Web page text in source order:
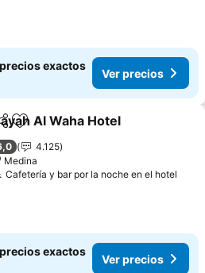
exactos
Ver precios
Agregar a favoritos
Al Waha Hotel
4.125
Medina
Cafetería y bar por la noche en el hotel
exactos
Ver precios